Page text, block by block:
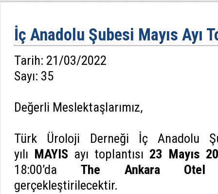
İç Anadolu Şubesi Mayıs Ayı
Tarih: 21/03/2022
Sayı: 35
Değerli Meslektaşlarımız,
Türk Üroloji Derneği İç Anadolu
yılı MAYIS ayı toplantısı 23 Mayıs
18:00’da The Ankara Otel
gerçekleştirilecektir.